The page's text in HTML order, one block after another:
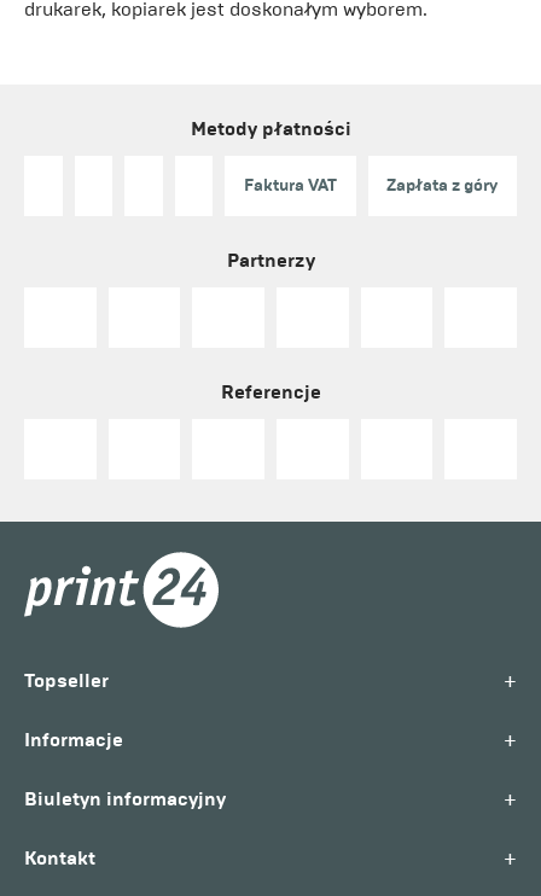
drukarek, kopiarek jest doskonałym wyborem.
Metody płatności
Faktura VAT Zapłata z góry
Partnerzy
Referencje
Topseller +
Informacje +
Biuletyn informacyjny +
Kontakt +